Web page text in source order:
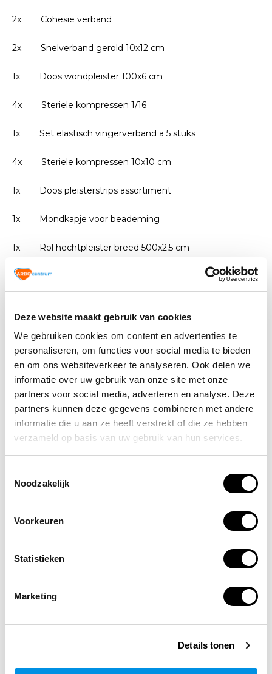
Deze website maakt gebruik van cookies
We gebruiken cookies om content en advertenties te
personaliseren, om functies voor social media te bieden
en om ons websiteverkeer te analyseren. Ook delen we
informatie over uw gebruik van onze site met onze
partners voor social media, adverteren en analyse. Deze
partners kunnen deze gegevens combineren met andere
informatie die u aan ze heeft verstrekt of die ze hebben
verzameld op basis van uw gebruik van hun services.
Noodzakelijk
Voorkeuren
Statistieken
Marketing
Details tonen
2x Cohesie verband
2x Snelverband gerold 10x12 cm
1x Doos wondpleister 100x6 cm
4x Steriele kompressen 1/16
1x Set elastisch vingerverband a 5 stuks
4x Steriele kompressen 10x10 cm
1x Doos pleisterstrips assortiment
1x Mondkapje voor beademing
1x Rol hechtpleister breed 500x2,5 cm
1x Reddingsdeken folie 210x160 cm
1x Pincet 9 cm RVS
1x Set wegwerphandschoenen a 4 stuks
1x Set hechtstrips minimaal 10 stuks
2x Ideaalwindsel 400x6 cm
EHBO koffer A. Laat je niet misleiden door de naam
“EHBO koffer”: EHBO is immers een onderdeel van BHV.
verlenen. Je vindt hierin: